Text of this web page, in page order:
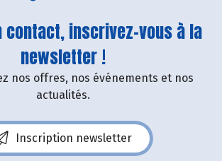
contact, inscrivez-vous à la
newsletter !
nos offres, nos événements et nos
actualités.
Inscription newsletter